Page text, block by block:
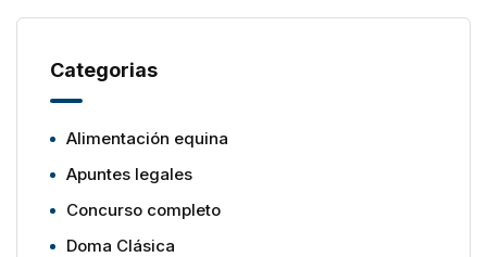
Categorias
Alimentación equina
Apuntes legales
Concurso completo
Doma Clásica